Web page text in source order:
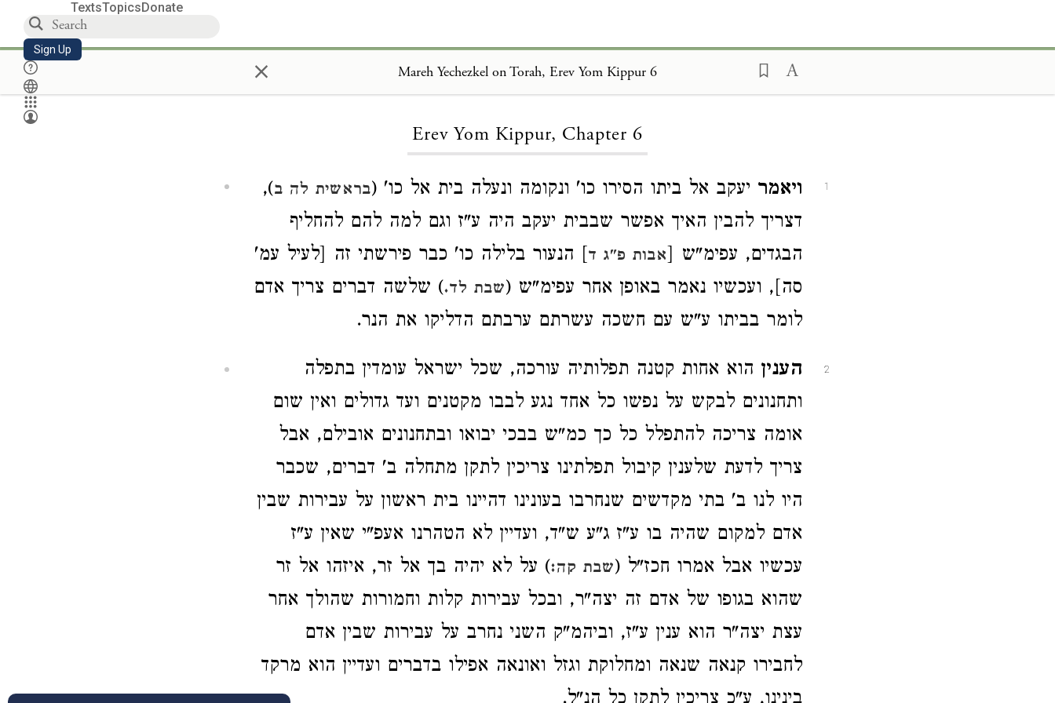
TextsTopicsDonate
Sign Up × Mareh Yechezkel on Torah, Erev Yom Kippur 6
Erev Yom Kippur, Chapter 6
1 ויאמר יעקב אל ביתו הסירו כו' ונקומה ונעלה בית אל כו' (בראשית לה ב),
דצריך להבין האיך אפשר שבבית יעקב היה ע"ז וגם למה להם להחליף
הבגדים, עפימ"ש [אבות פ"ג ד] הנעור בלילה כו' כבר פירשתי זה [לעיל עמ'
סה], ועכשיו נאמר באופן אחר עפימ"ש (שבת לד.) שלשה דברים צריך אדם
לומר בביתו ע"ש עם חשכה עשרתם ערבתם הדליקו את הנר.
2 הענין הוא אחות קטנה תפלותיה עורכה, שכל ישראל עומדין בתפלה
ותחנונים לבקש על נפשו כל אחד נגע לבבו מקטנים ועד גדולים ואין שום
אומה צריכה להתפלל כל כך כמ"ש בבכי יבואו ובתחנונים אובילם, אבל
צריך לדעת שלענין קיבול תפלתינו צריכין לתקן מתחלה ב' דברים, שכבר
היו לנו ב' בתי מקדשים שנחרבו בעונינו דהיינו בית ראשון על עבירות שבין
אדם למקום שהיה בו ע"ז ג"ע ש"ד, ועדיין לא הטהרנו אעפ"י שאין ע"ז
עכשיו אבל אמרו חכז"ל (שבת קה:) על לא יהיה בך אל זר, איזהו אל זר
שהוא בגופו של אדם זה יצה"ר, ובכל עבירות קלות וחמורות שהולך אחר
עצת יצה"ר הוא ענין ע"ז, וביהמ"ק השני נחרב על עבירות שבין אדם
לחבירו קנאה שנאה ומחלוקת וגזל ואונאה אפילו בדברים ועדיין הוא מרקד